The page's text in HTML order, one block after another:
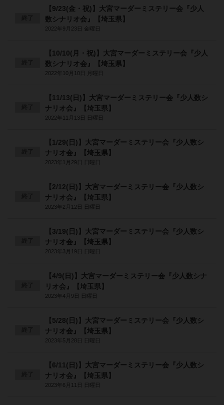
【9/23(金・祝)】大宮マーダーミステリー会『少人
数シナリオ会』【埼玉県】
2022年9月23日 金曜日
【10/10(月・祝)】大宮マーダーミステリー会『少人
数シナリオ会』【埼玉県】
2022年10月10日 月曜日
【11/13(日)】大宮マーダーミステリー会『少人数シ
ナリオ会』【埼玉県】
2022年11月13日 日曜日
【1/29(日)】大宮マーダーミステリー会『少人数シ
ナリオ会』【埼玉県】
2023年1月29日 日曜日
【2/12(日)】大宮マーダーミステリー会『少人数シ
ナリオ会』【埼玉県】
2023年2月12日 日曜日
【3/19(日)】大宮マーダーミステリー会『少人数シ
ナリオ会』【埼玉県】
2023年3月19日 日曜日
【4/9(日)】大宮マーダーミステリー会『少人数シナ
リオ会』【埼玉県】
2023年4月9日 日曜日
【5/28(日)】大宮マーダーミステリー会『少人数シ
ナリオ会』【埼玉県】
2023年5月28日 日曜日
【6/11(日)】大宮マーダーミステリー会『少人数シ
ナリオ会』【埼玉県】
2023年6月11日 日曜日